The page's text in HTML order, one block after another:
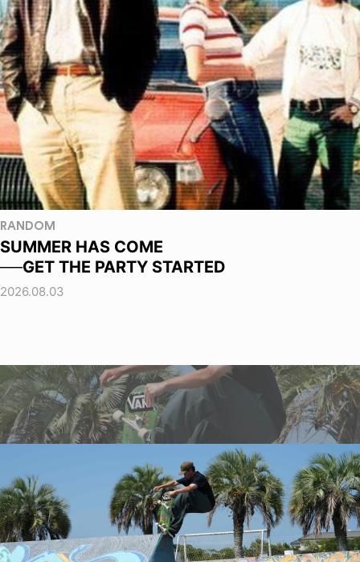
RANDOM
SUMMER HAS COME
──GET THE PARTY STARTED
2026.08.03